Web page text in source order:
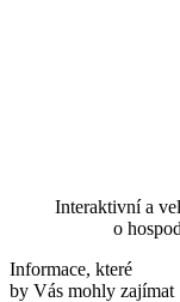
Interaktivní a
o
Informace, které
by Vás mohly zajímat